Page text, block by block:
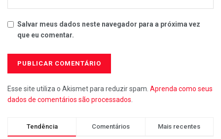
Salvar meus dados neste navegador para a próxima vez
que eu comentar.
Esse site utiliza o Akismet para reduzir spam. Aprenda como seus
dados de comentários são processados
Tendência Comentários Mais recentes